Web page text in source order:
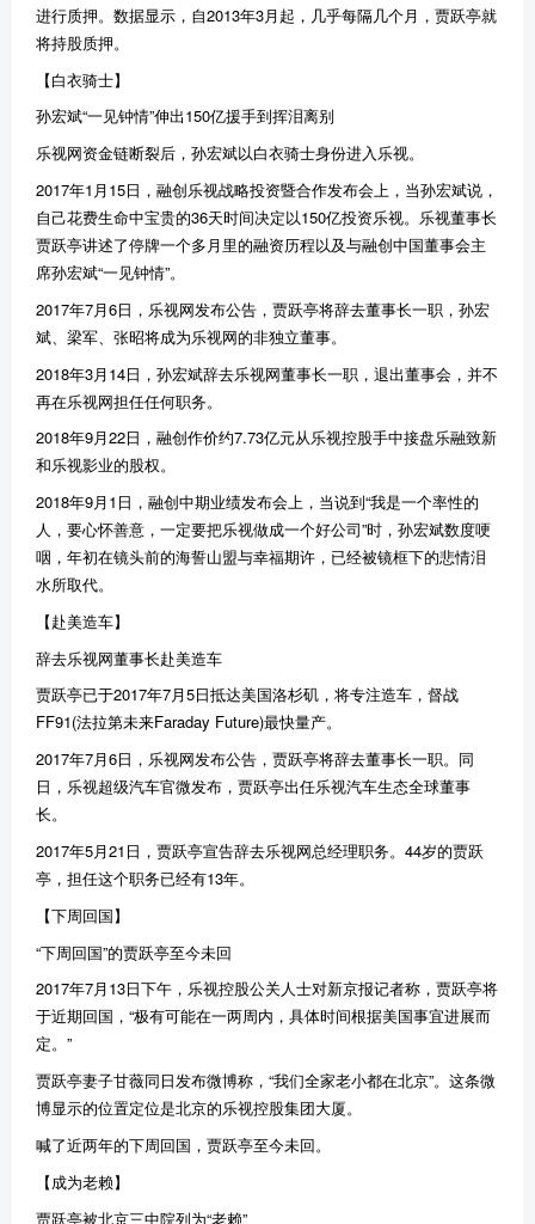
进行质押。数据显示，自2013年3月起，几乎每隔几个月，贾跃亭就
将持股质押。
【白衣骑士】
孙宏斌“一见钟情”伸出150亿援手到挥泪离别
乐视网资金链断裂后，孙宏斌以白衣骑士身份进入乐视。
2017年1月15日，融创乐视战略投资暨合作发布会上，当孙宏斌说，
自己花费生命中宝贵的36天时间决定以150亿投资乐视。乐视董事长
贾跃亭讲述了停牌一个多月里的融资历程以及与融创中国董事会主
席孙宏斌“一见钟情”。
2017年7月6日，乐视网发布公告，贾跃亭将辞去董事长一职，孙宏
斌、梁军、张昭将成为乐视网的非独立董事。
2018年3月14日，孙宏斌辞去乐视网董事长一职，退出董事会，并不
再在乐视网担任任何职务。
2018年9月22日，融创作价约7.73亿元从乐视控股手中接盘乐融致新
和乐视影业的股权。
2018年9月1日，融创中期业绩发布会上，当说到“我是一个率性的
人，要心怀善意，一定要把乐视做成一个好公司”时，孙宏斌数度哽
咽，年初在镜头前的海誓山盟与幸福期许，已经被镜框下的悲情泪
水所取代。
【赴美造车】
辞去乐视网董事长赴美造车
贾跃亭已于2017年7月5日抵达美国洛杉矶，将专注造车，督战
FF91(法拉第未来Faraday Future)最快量产。
2017年7月6日，乐视网发布公告，贾跃亭将辞去董事长一职。同
日，乐视超级汽车官微发布，贾跃亭出任乐视汽车生态全球董事
长。
2017年5月21日，贾跃亭宣告辞去乐视网总经理职务。44岁的贾跃
亭，担任这个职务已经有13年。
【下周回国】
“下周回国”的贾跃亭至今未回
2017年7月13日下午，乐视控股公关人士对新京报记者称，贾跃亭将
于近期回国，“极有可能在一两周内，具体时间根据美国事宜进展而
定。”
贾跃亭妻子甘薇同日发布微博称，“我们全家老小都在北京”。这条微
博显示的位置定位是北京的乐视控股集团大厦。
喊了近两年的下周回国，贾跃亭至今未回。
【成为老赖】
贾跃亭被北京三中院列为“老赖”